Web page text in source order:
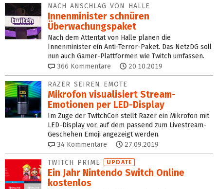
NACH ANSCHLAG VON HALLE
Innenminister schnüren
Überwachungspaket
Nach dem Attentat von Halle planen die
Innenminister ein Anti-Terror-Paket. Das NetzDG soll
nun auch Gamer-Plattformen wie Twitch umfassen.
366 Kommentare 20.10.2019
RAZER SEIREN EMOTE
Mikrofon visualisiert Stream-
Emotionen per LED-Display
Im Zuge der TwitchCon stellt Razer ein Mikrofon mit
LED-Display vor, auf dem passend zum Livestream-
Geschehen Emoji angezeigt werden.
34 Kommentare 27.09.2019
TWITCH PRIME UPDATE
Ein Jahr Nintendo Switch Online
kostenlos